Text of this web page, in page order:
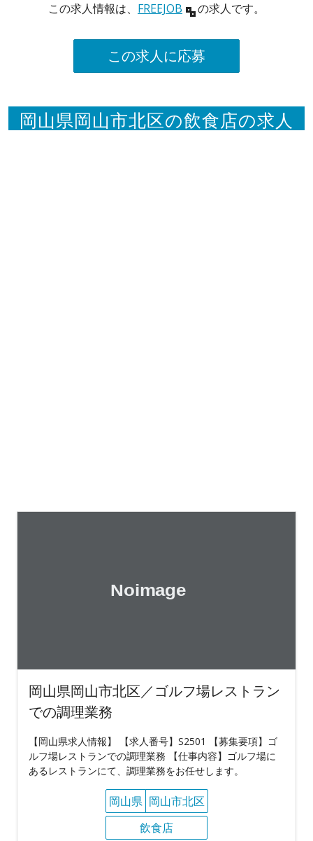
この求人情報は、 FREEJOB の求人です。
この求人に応募
岡山県岡山市北区の飲食店の求人
岡山県岡山市北区／ゴルフ場レストラン
での調理業務
【岡山県求人情報】 【求人番号】S2501 【募集要項】ゴ
ルフ場レストランでの調理業務 【仕事内容】ゴルフ場に
あるレストランにて、調理業務をお任せします。
岡山県 岡山市北区
飲食店